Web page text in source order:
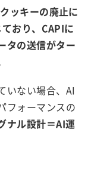
ッキーの廃止に
おり、CAPIに
タの送信がター
いない場合、AI
フォーマンスの
ナル設計＝AI運